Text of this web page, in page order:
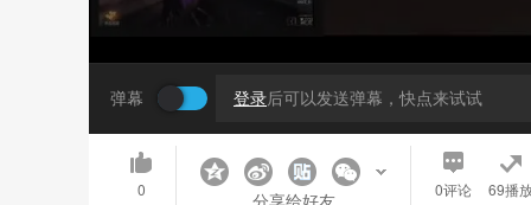
弹幕 登录后可以发送弹幕，快点来试试
0 分享给好友 0评论 69播